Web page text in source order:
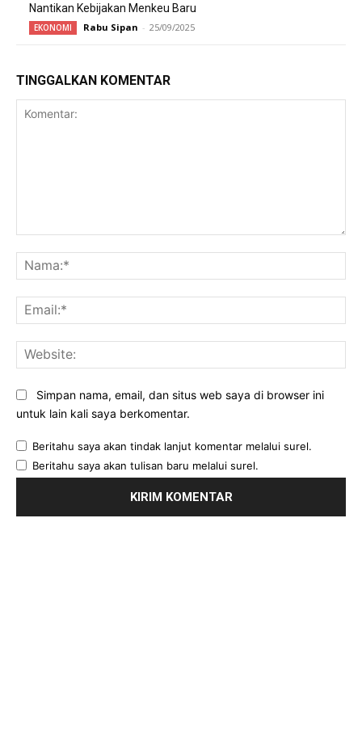
Nantikan Kebijakan Menkeu Baru
EKONOMI Rabu Sipan - 25/09/2025
TINGGALKAN KOMENTAR
Simpan nama, email, dan situs web saya di browser ini
untuk lain kali saya berkomentar.
Beritahu saya akan tindak lanjut komentar melalui surel.
Beritahu saya akan tulisan baru melalui surel.